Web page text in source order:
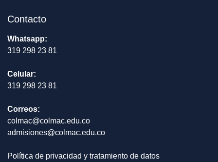
Contacto
Whatsapp:
319 298 23 81
Celular:
319 298 23 81
Correos:
colmac@colmac.edu.co
admisiones@colmac.edu.co
Política de privacidad y tratamiento de datos